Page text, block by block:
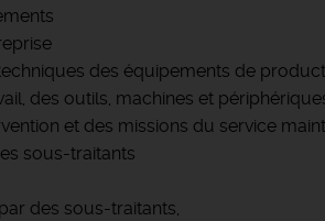
des équipements de
des outils, machines et
et des missions du service
sous-traitants
des sous-traitants,